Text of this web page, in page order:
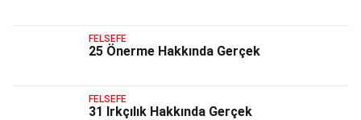
FELSEFE
25 Önerme Hakkında Gerçek
FELSEFE
31 Irkçılık Hakkında Gerçek